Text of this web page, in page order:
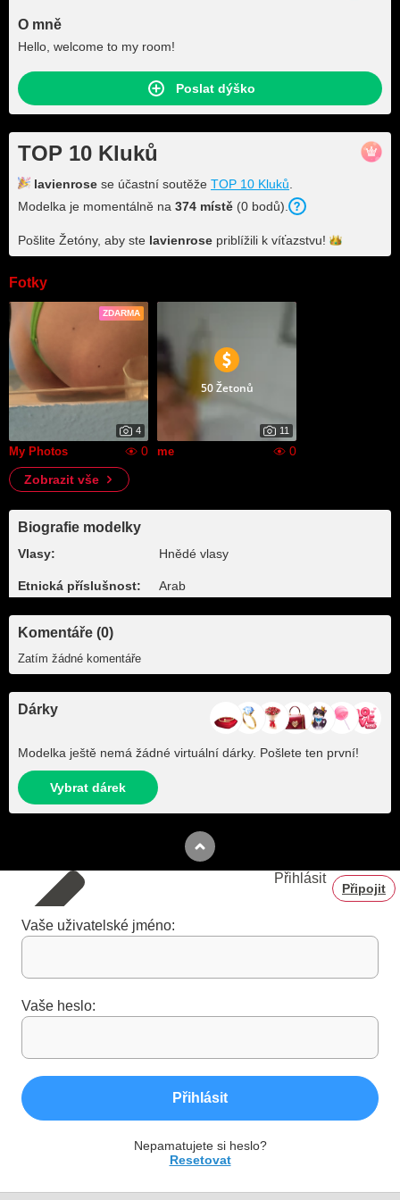
O mně
Hello, welcome to my room!
Poslat dýško
TOP 10 Kluků
lavienrose se účastní soutěže TOP 10 Kluků
Modelka je momentálně na 374 místě (0 bodů).
Pošlite Žetóny, aby ste lavienrose priblížili k víťazstvu!
Fotky
ZDARMA
4
My Photos 0
50 Žetonů
11
me
0
Zobrazit vše
Biografie modelky
Vlasy: Hnědé vlasy
Etnická příslušnost: Arab
Komentáře (0)
Zatím žádné komentáře
Dárky
Modelka ještě nemá žádné virtuální dárky. Pošlete ten první!
Vybrat dárek
Přihlásit
Připojit
Vaše uživatelské jméno:
Vaše heslo:
Přihlásit
Nepamatujete si heslo?
Resetovat